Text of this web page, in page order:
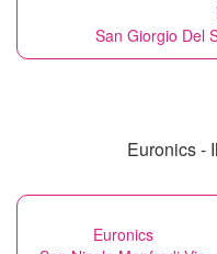
San Giorgio Del
Euronics -
Euronics